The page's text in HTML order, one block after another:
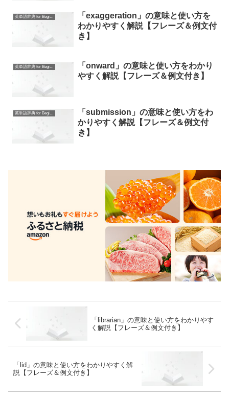
英単語辞典 for Beginners
「exaggeration」の意味と使い方を
わかりやすく解説【フレーズ＆例文付
き】
英単語辞典 for Beginners
「onward」の意味と使い方をわかり
やすく解説【フレーズ＆例文付き】
英単語辞典 for Beginners
「submission」の意味と使い方をわ
かりやすく解説【フレーズ＆例文付
き】
「librarian」の意味と使い方をわかりやす
く解説【フレーズ＆例文付き】
「lid」の意味と使い方をわかりやすく解
説【フレーズ＆例文付き】